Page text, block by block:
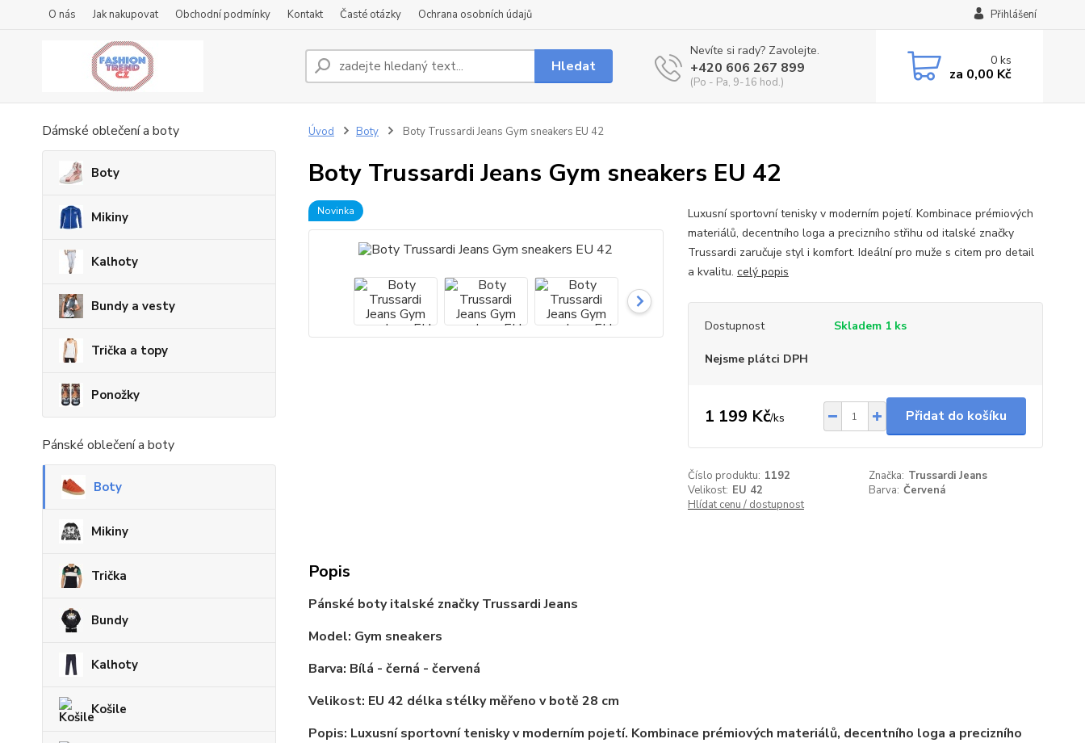
O nás Jak nakupovat Obchodní podmínky Kontakt Časté otázky Ochrana osobních údajů Přihlášení
Hledat
Nevíte si rady? Zavolejte.
+420 606 267 899
(Po - Pa, 9-16 hod.)
0ks
za 0,00 Kč
Dámské oblečení a boty
Boty
Mikiny
Kalhoty
Bundy a vesty
Trička a topy
Ponožky
Pánské oblečení a boty
Boty
Mikiny
Trička
Bundy
Kalhoty
Košile
Úvod Boty Boty Trussardi Jeans Gym sneakers EU 42
Boty Trussardi Jeans Gym sneakers EU 42
Novinka
Luxusní sportovní tenisky v moderním pojetí. Kombinace prémiových
materiálů, decentního loga a precizního střihu od italské značky
Trussardi zaručuje styl i komfort. Ideální pro muže s citem pro detail
a kvalitu. celý popis
Dostupnost Skladem 1 ks
Nejsme plátci DPH
1 199 Kč/ks Přidat do košíku
Číslo produktu: 1192 Značka: Trussardi Jeans
Velikost: EU 42 Barva: Červená
Hlídat cenu / dostupnost
Popis
Pánské boty italské značky Trussardi Jeans
Model: Gym sneakers
Barva: Bílá - černá - červená
Velikost: EU 42 délka stélky měřeno v botě 28 cm
Popis: Luxusní sportovní tenisky v moderním pojetí. Kombinace prémiových materiálů, decentního loga a precizního